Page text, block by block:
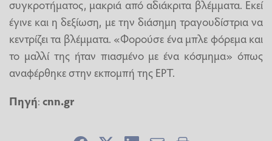
συγκροτήματος, μακριά από αδιάκριτα βλέμματα. Εκεί
έγινε και η δεξίωση, με την διάσημη τραγουδίστρια να
κεντρίζει τα βλέμματα. «Φορούσε ένα μπλε φόρεμα και
το μαλλί της ήταν πιασμένο με ένα κόσμημα» όπως
αναφέρθηκε στην εκπομπή της ΕΡΤ.
Πηγή:cnn.gr